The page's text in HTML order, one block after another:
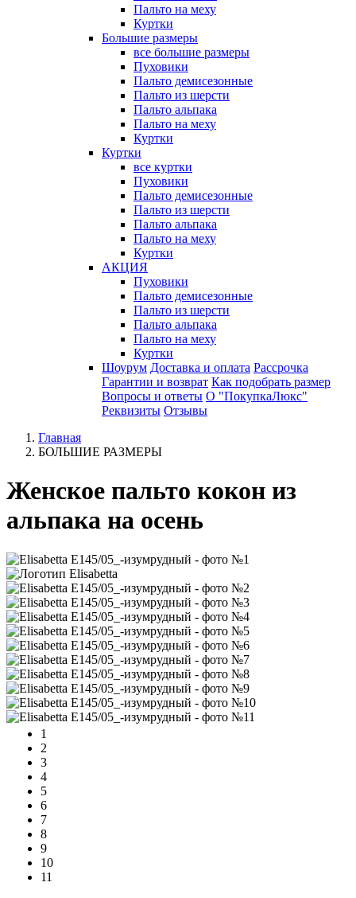
Пальто на меху
Куртки
Большие размеры
все большие размеры
Пуховики
Пальто демисезонные
Пальто из шерсти
Пальто альпака
Пальто на меху
Куртки
Куртки
все куртки
Пуховики
Пальто демисезонные
Пальто из шерсти
Пальто альпака
Пальто на меху
Куртки
АКЦИЯ
Пуховики
Пальто демисезонные
Пальто из шерсти
Пальто альпака
Пальто на меху
Куртки
Шоурум Доставка и оплата Рассрочка
Гарантии и возврат Как подобрать размер
Вопросы и ответы О "ПокупкаЛюкс"
Реквизиты Отзывы
Главная
БОЛЬШИЕ РАЗМЕРЫ
Женское пальто кокон из
альпака на осень
1
2
3
4
5
6
7
8
9
10
11